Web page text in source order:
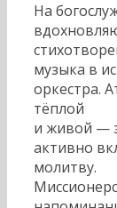
На
музыка в
оркестра.
тёплой
и живой —
активно
молитву.